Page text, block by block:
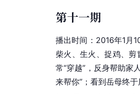
第十一期
播出时间：2016年1月
柴火、生火、捉鸡、
常“穿越”，反身帮助家
来帮你”；看到岳母终